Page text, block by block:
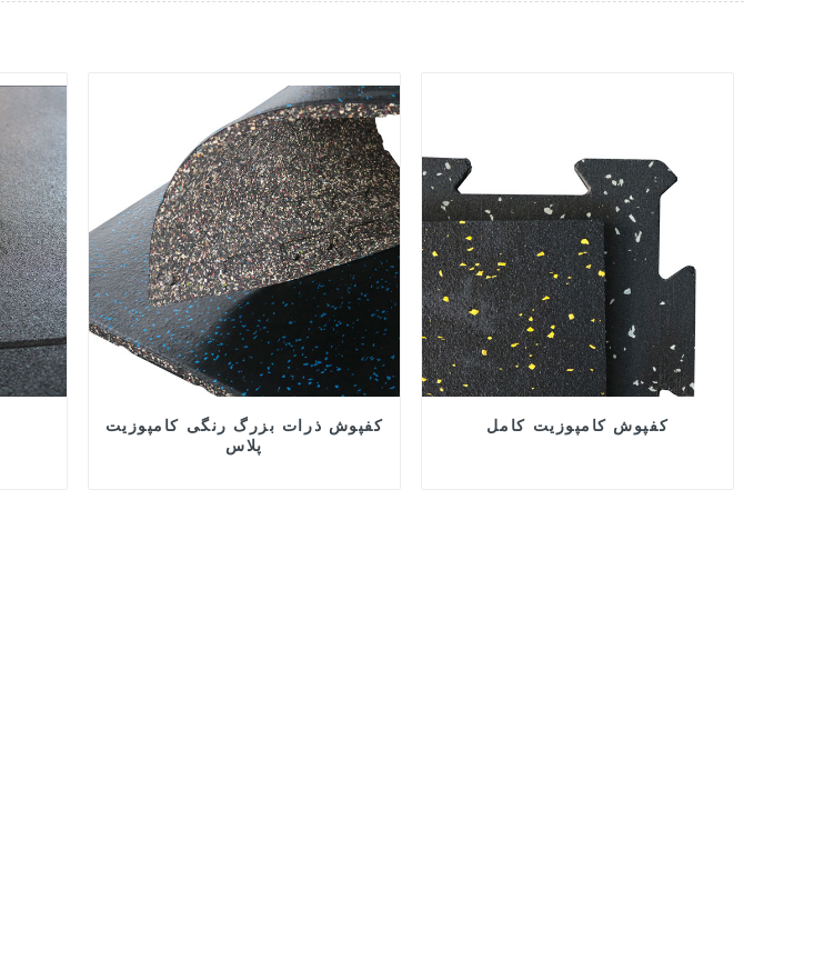
کفپوش ذرات بزرگ رنگی کامپوزیت
پلاس
کفپوش کامپوزیت کامل